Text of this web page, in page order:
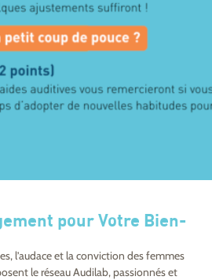
pour Votre Bien-
l’audace et la conviction des femmes
le réseau Audilab, passionnés et